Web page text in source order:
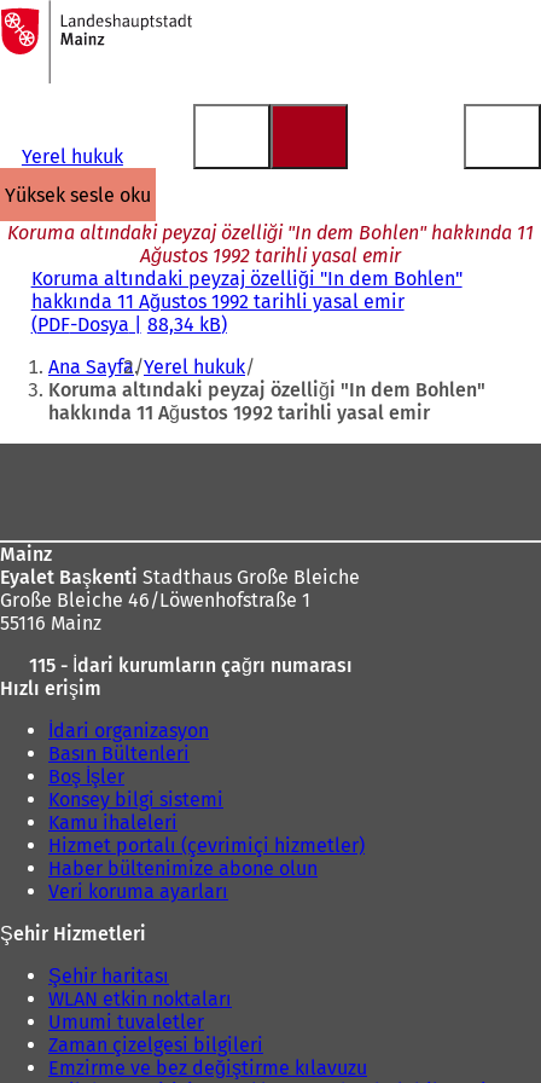
İçeriğe atla
Ana
sayfaya
Yerel hukuk
yüksek sesle oku
Koruma altındaki peyzaj özelliği "In dem Bohlen" hakkında 11
Ağustos 1992 tarihli yasal emir
Koruma altındaki peyzaj özelliği "In dem Bohlen"
hakkında 11 Ağustos 1992 tarihli yasal emir
PDF-Dosya 88,34 kB
Buradasınız:
Ana Sayfa Yerel hukuk
Koruma altındaki peyzaj özelliği "In dem Bohlen"
hakkında 11 Ağustos 1992 tarihli yasal emir
Mainz
Eyalet Başkenti Stadthaus Große Bleiche
Große Bleiche 46/Löwenhofstraße 1
55116 Mainz
115 - İdari kurumların çağrı numarası
Hızlı erişim
İdari organizasyon
Basın Bültenleri
Boş İşler
Konsey bilgi sistemi
Kamu ihaleleri
Hizmet portalı (çevrimiçi hizmetler)
Haber bültenimize abone olun
Veri koruma ayarları
Şehir Hizmetleri
Şehir haritası
WLAN etkin noktaları
Umumi tuvaletler
Zaman çizelgesi bilgileri
Emzirme ve bez değiştirme kılavuzu